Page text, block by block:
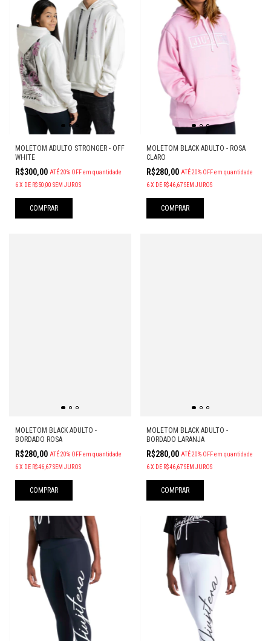
MOLETOM ADULTO STRONGER - OFF
WHITE
R$300,00 ATÉ 20% OFFem quantidade
6X DE R$50,00 SEM JUROS
COMPRAR
MOLETOM BLACK ADULTO - ROSA
CLARO
R$280,00 ATÉ 20% OFF em quantidade
6 X DE R$46,67 SEM JUROS
COMPRAR
MOLETOM BLACK ADULTO -
BORDADO ROSA
R$280,00 ATÉ 20% OFFem quantidade
6X DE R$46,67SEM JUROS
COMPRAR
MOLETOM BLACK ADULTO -
BORDADO LARANJA
R$280,00 ATÉ 20% OFF em quantidade
6 X DE R$46,67 SEM JUROS
COMPRAR